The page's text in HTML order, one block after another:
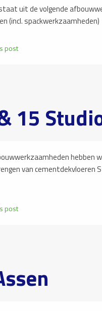
uit de volgende
(incl. spackwerkzaamheden)
post
15
van cementdekvloeren
post